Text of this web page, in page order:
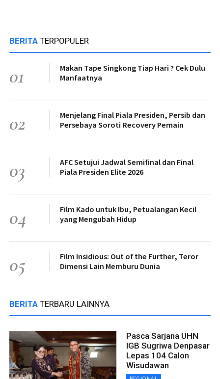
BERITA TERPOPULER
01
Makan Tape Singkong Tiap Hari ? Cek Dulu
Manfaatnya
02
Menjelang Final Piala Presiden, Persib dan
Persebaya Soroti Recovery Pemain
03
AFC Setujui Jadwal Semifinal dan Final
Piala Presiden Elite 2026
04
Film Kado untuk Ibu, Petualangan Kecil
yang Mengubah Hidup
05
Film Insidious: Out of the Further, Teror
Dimensi Lain Memburu Dunia
BERITA TERBARU LAINNYA
Pasca Sarjana UHN
IGB Sugriwa Denpasar
Lepas 104 Calon
Wisudawan